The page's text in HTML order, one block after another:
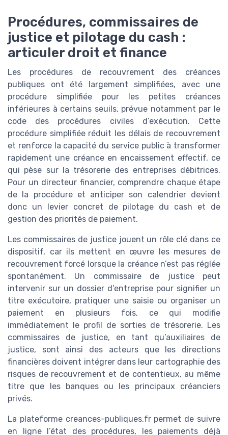
Procédures, commissaires de
justice et pilotage du cash :
articuler droit et finance
Les procédures de recouvrement des créances
publiques ont été largement simplifiées, avec une
procédure simplifiée pour les petites créances
inférieures à certains seuils, prévue notamment par le
code des procédures civiles d’exécution. Cette
procédure simplifiée réduit les délais de recouvrement
et renforce la capacité du service public à transformer
rapidement une créance en encaissement effectif, ce
qui pèse sur la trésorerie des entreprises débitrices.
Pour un directeur financier, comprendre chaque étape
de la procédure et anticiper son calendrier devient
donc un levier concret de pilotage du cash et de
gestion des priorités de paiement.
Les commissaires de justice jouent un rôle clé dans ce
dispositif, car ils mettent en œuvre les mesures de
recouvrement forcé lorsque la créance n’est pas réglée
spontanément. Un commissaire de justice peut
intervenir sur un dossier d’entreprise pour signifier un
titre exécutoire, pratiquer une saisie ou organiser un
paiement en plusieurs fois, ce qui modifie
immédiatement le profil de sorties de trésorerie. Les
commissaires de justice, en tant qu’auxiliaires de
justice, sont ainsi des acteurs que les directions
financières doivent intégrer dans leur cartographie des
risques de recouvrement et de contentieux, au même
titre que les banques ou les principaux créanciers
privés.
La plateforme creances-publiques.fr permet de suivre
en ligne l’état des procédures, les paiements déjà